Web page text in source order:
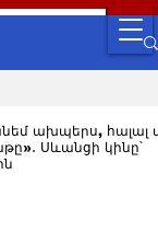
ախպերս, հալալ ա
Սևանցի կինը՝